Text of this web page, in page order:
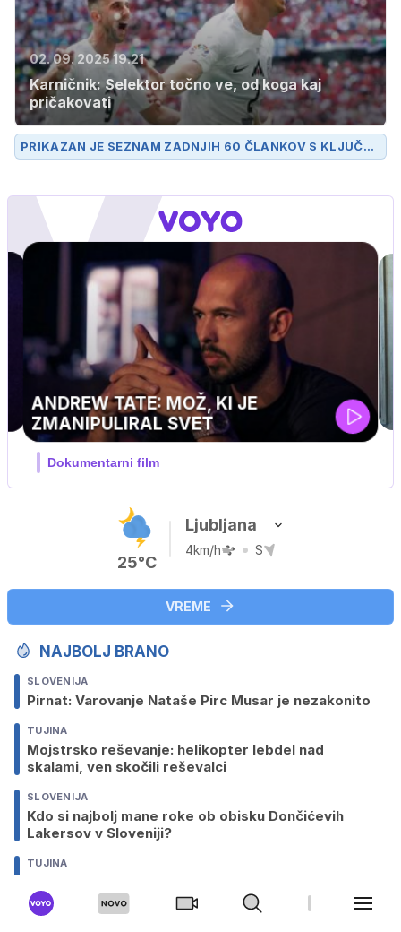
02. 09. 2025 19.21
Karničnik: Selektor točno ve, od koga kaj
pričakovati
PRIKAZAN JE SEZNAM ZADNJIH 60 ČLANKOV S KLJUČN
O BESEDOIZSILJEVANJE.
25°C
Ljubljana
4km/h S
VREME
NAJBOLJ BRANO
SLOVENIJA
Pirnat: Varovanje Nataše Pirc Musar je nezakonito
TUJINA
Mojstrsko reševanje: helikopter lebdel nad
skalami, ven skočili reševalci
SLOVENIJA
Kdo si najbolj mane roke ob obisku Dončićevih
Lakersov v Sloveniji?
TUJINA
bojim'